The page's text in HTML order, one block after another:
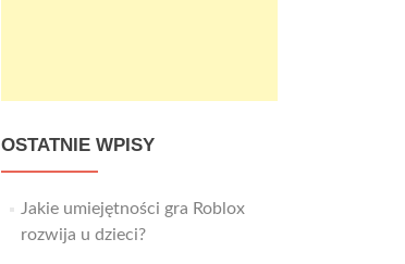
OSTATNIE WPISY
Jakie umiejętności gra Roblox
rozwija u dzieci?